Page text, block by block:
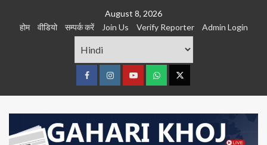
August 8, 2026
होम
वीडियो सम्पर्क करें Join Us Verify Reporter Admin Login
FacebookInstagramyoutubeWhatsTwitter